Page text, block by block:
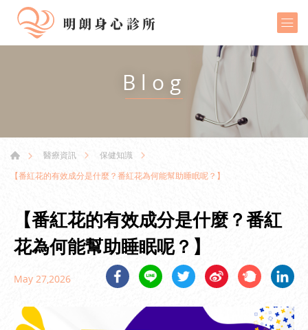
Blog
醫療資訊
保健知識
【番紅花的有效成分是什麼？番紅花為何能幫助睡眠呢？】
【番紅花的有效成分是什麼？番紅
花為何能幫助睡眠呢？】
May 27,2026